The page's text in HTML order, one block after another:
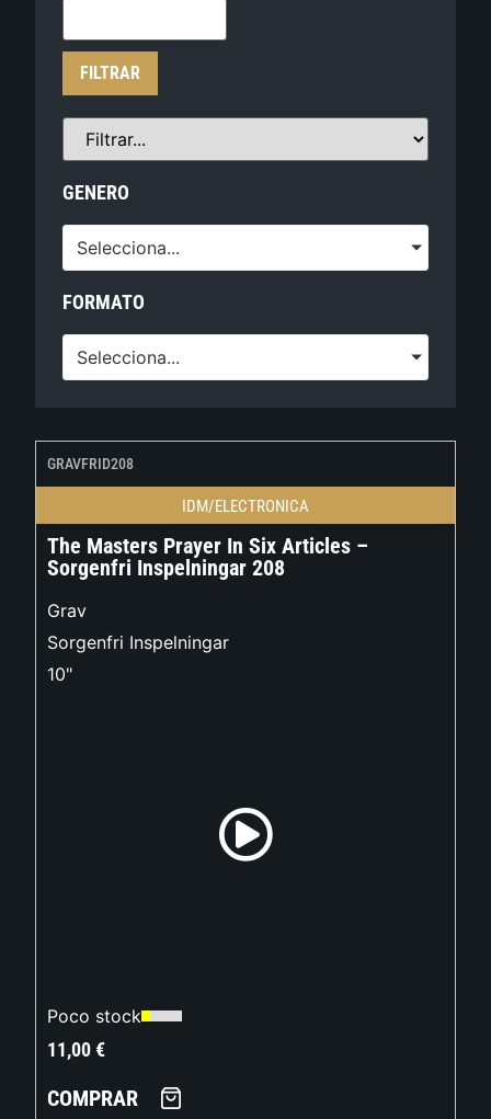
FILTRAR
GENERO
Selecciona...
FORMATO
Selecciona...
GRAVFRID208
IDM/ELECTRONICA
The Masters Prayer In Six Articles –
Sorgenfri Inspelningar 208
Grav
Sorgenfri Inspelningar
10"
Poco stock
11,00€
COMPRAR